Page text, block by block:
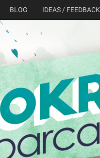
BLOG IDEAS / FEEDBACK